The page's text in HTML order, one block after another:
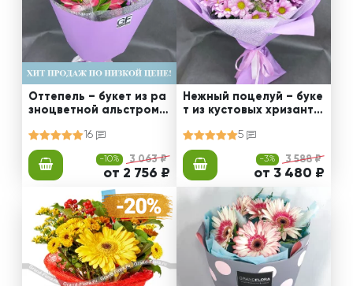
Оттепель – букет из ра
зноцветной альстроме
16
-10% 3 063 ₽
от 2 756 ₽
Нежный поцелуй – буке
т из кустовых хризанте
5
-3% 3 588 ₽
от 3 480 ₽